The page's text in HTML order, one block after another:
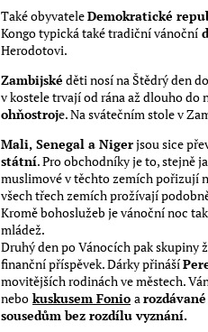
Také obyvateleDemokratické
Kongo typická také tradiční vánoční
Herodotovi.
Zambijské děti nosí na Štědrý den
v kostele trvají od rána až dlouho
ohňostroje. Na svátečním stole v
Mali, Senegal a Nigerjsou sice
státní. Pro obchodníky je to, stejně
muslimové v těchto zemích pořizují
všech třech zemích prožívají
Kromě bohoslužeb je vánoční noc
mládež.
Druhý den po Vánocích pak skupiny
finanční příspěvek. Dárky přináší
movitějších rodinách ve městech.
nebo kuskusem Fonio a
sousedům bez rozdílu vyznání.